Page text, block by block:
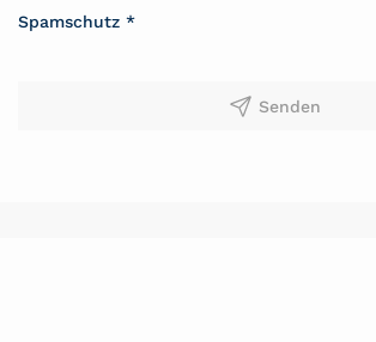
Spamschutz *
Senden